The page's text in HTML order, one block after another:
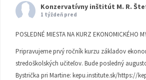
Konzervatívny inštitút M. R.
1 týždeň pred
POSLEDNÉ MIESTA NA KURZ EKONOMICKÉHO
Pripravujeme prvý ročník kurzu základov
stredoškolských učiteľov. Bude posledný
Bystrička pri Martine: kepu.institute.sk/https://